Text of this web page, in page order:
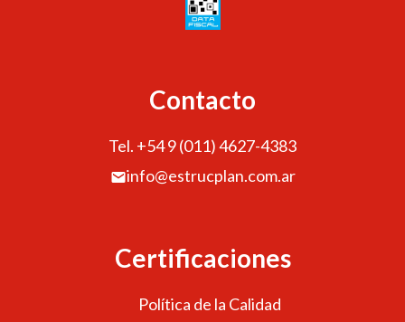
Contacto
Tel. +54 9 (011) 4627-4383
info@estrucplan.com.ar
Certificaciones
Política de la Calidad